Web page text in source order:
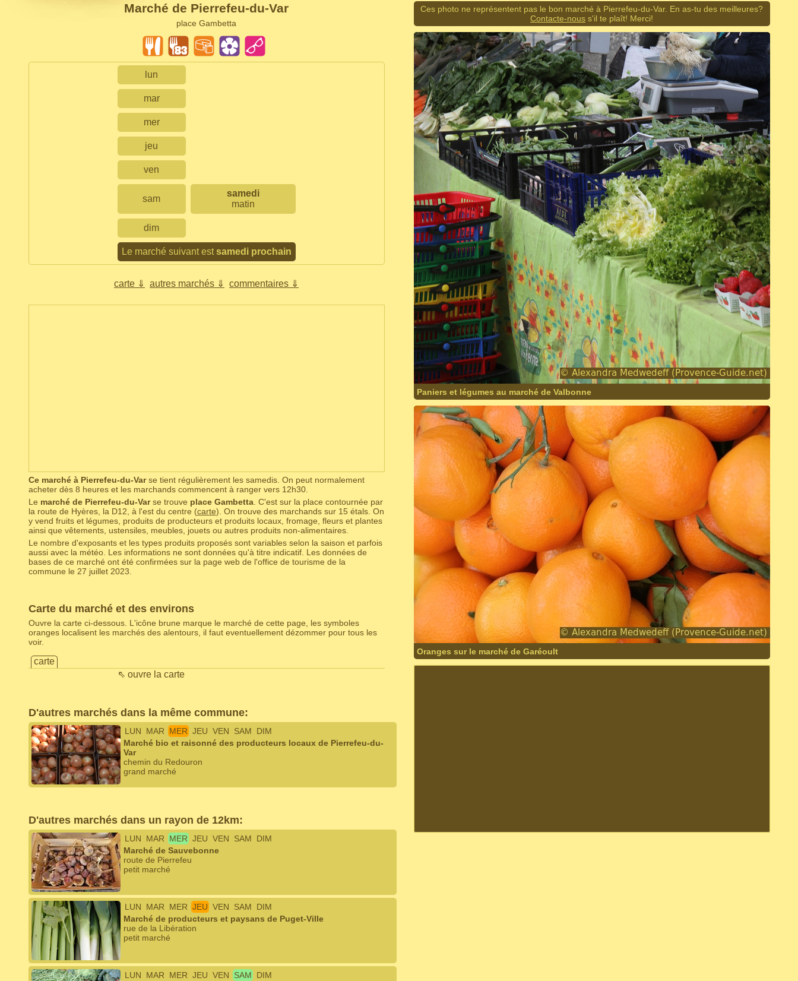
Marché de Pierrefeu-du-Var
place Gambetta
lun
mar
mer
jeu
ven
sam
samedi
matin
dim
Le marché suivant estsamedi prochain
carte ⇓ autres marchés ⇓ commentaires ⇓
Ce marché à Pierrefeu-du-Varse tient régulièrement les samedis. On peut normalement
acheter dès 8 heures et les marchands commencent à ranger vers 12h30.
Le marché de Pierrefeu-du-Varse trouve place Gambetta. C'est sur la place contournée par
la route de Hyères, la D12, à l'est du centre (carte). On trouve des marchands sur 15 étals. On
y vend fruits et légumes, produits de producteurs et produits locaux, fromage, fleurs et plantes
ainsi que vêtements, ustensiles, meubles, jouets ou autres produits non-alimentaires.
Le nombre d'exposants et les types produits proposés sont variables selon la saison et parfois
aussi avec la météo. Les informations ne sont données qu'à titre indicatif. Les données de
bases de ce marché ont été confirmées sur la page web de l'office de tourisme de la
commune le 27 juillet 2023.
Carte du marché et des environs
Ouvre la carte ci-dessous. L'icône brune marque le marché de cette page, les symboles
oranges localisent les marchés des alentours, il faut eventuellement dézommer pour tous les
voir.
carte
⇖ ouvre la carte
D'autres marchés dans la même commune:
LUN MAR MER JEU VEN SAM
DIM
Marché bio et raisonné des producteurs locaux de Pierrefeu-du-
Var
chemin du Redouron
grand marché
D'autres marchés dans un rayon de 12km:
LUN MAR MER JEU VEN SAM
DIM
Marché de Sauvebonne
route de Pierrefeu
petit marché
LUN MAR MER JEU VEN SAM
DIM
Marché de producteurs et paysans de Puget-Ville
rue de la Libération
petit marché
LUN MAR MER JEU VEN SAM
DIM
Ces photo ne représentent pas le bon marché à Pierrefeu-du-Var. En as-tu des meilleures?
Contacte-nous s'il te plaît! Merci!
Paniers et légumes au marché de Valbonne
Oranges sur le marché de Garéoult